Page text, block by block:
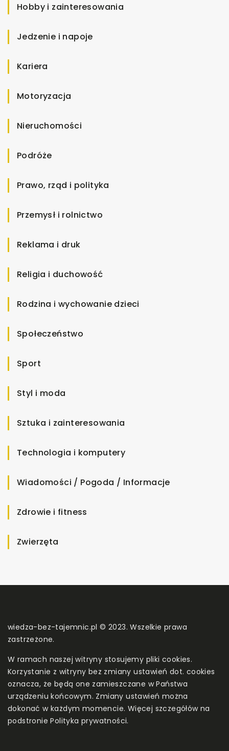
Hobby i zainteresowania
Jedzenie i napoje
Kariera
Motoryzacja
Nieruchomości
Podróże
Prawo, rząd i polityka
Przemysł i rolnictwo
Reklama i druk
Religia i duchowość
Rodzina i wychowanie dzieci
Społeczeństwo
Sport
Styl i moda
Sztuka i zainteresowania
Technologia i komputery
Wiadomości / Pogoda / Informacje
Zdrowie i fitness
Zwierzęta
wiedza-bez-tajemnic.pl © 2023. Wszelkie prawa
zastrzeżone.
W ramach naszej witryny stosujemy pliki cookies.
Korzystanie z witryny bez zmiany ustawień dot. cookies
oznacza, że będą one zamieszczane w Państwa
urządzeniu końcowym. Zmiany ustawień można
dokonać w każdym momencie. Więcej szczegółów na
podstroniePolityka prywatności.